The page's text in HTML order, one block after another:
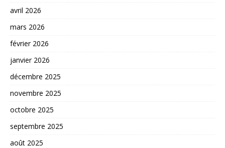
avril 2026
mars 2026
février 2026
janvier 2026
décembre 2025
novembre 2025
octobre 2025
septembre 2025
août 2025